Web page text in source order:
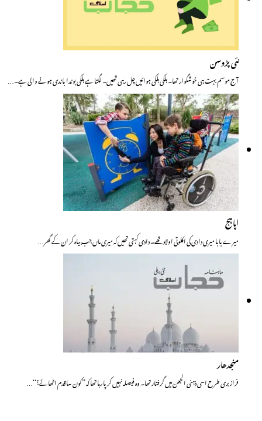
نئی پڑوسن
آج موسم بہت ہی خوشگوار تھا۔ ہلکی ہلکی ہوائیں چل رہی تھیں۔ لگتا ہے ہلکی بوندا باندی ہونے والی ہے۔…
اپاہج
میرے بابا میری دادی کی اکلوتی اولاد تھے۔ دادی کہتی تھیں کہ میری ماں جب بیاہ کر ان کے گھر…
منجدھار
فراز بری طرح اسی ذہنی الجھن میں گرفتار تھا۔ وہ فیصلہ نہیں کرپا رہا تھا کہ ’’کون سا قدم اٹھائے؟‘‘…